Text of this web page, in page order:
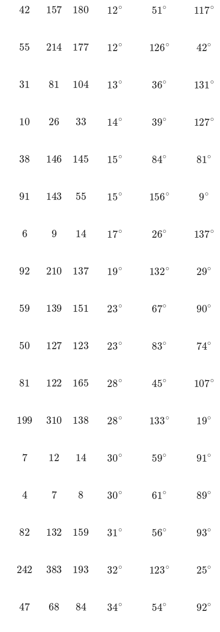
42 157 180 12∘ 51∘ 117∘
55 214 177 12∘ 126∘ 42∘
31 81 104 13∘ 36∘ 131 ∘
10 26 33 14∘ 39∘ 127∘
38 146 145 15∘ 84∘ 81∘
91 143 55 15∘ 156∘ 9∘
6 9 14 17∘ 26∘ 137∘
92 210 137 19∘ 132∘ 29∘
59 139 151 23∘ 67∘ 90∘
50 127 123 23∘ 83∘ 74∘
81 122 165 28∘ 45∘ 107∘
199 310 138 28∘ 133∘ 19∘
7 12 14 30∘ 59∘ 91∘
4 7 8 30∘ 61∘ 89∘
82 132 159 31 ∘ 56∘ 93∘
242 383 193 32∘ 123∘ 25∘
47 68 84 34∘ 54∘ 92∘